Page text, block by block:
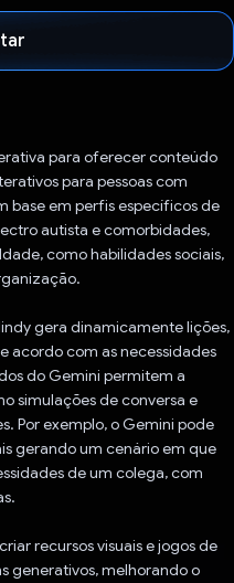
para oferecer conteúdo
para pessoas com
base em perfis específicos de
autista e comorbidades,
como habilidades sociais,
gera dinamicamente lições,
acordo com as necessidades
do Gemini permitem a
simulações de conversa e
Por exemplo, o Gemini pode
gerando um cenário em que
de um colega, com
recursos visuais e jogos de
generativos, melhorando o